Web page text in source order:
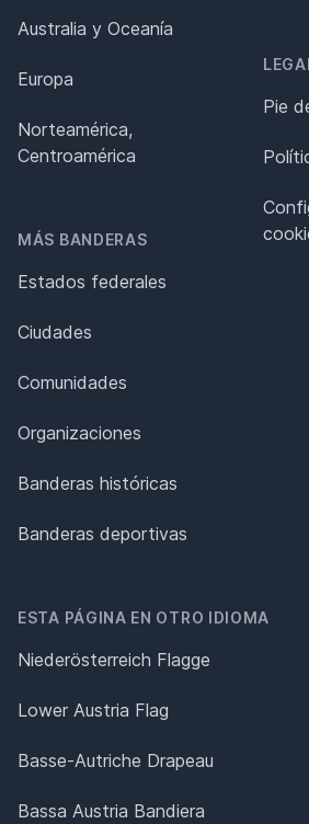
Australia y Oceanía
Europa
Norteamérica,
Centroamérica
MÁS BANDERAS
Estados federales
Ciudades
Comunidades
Organizaciones
Banderas históricas
Banderas deportivas
Pie
ESTA PÁGINA EN OTRO IDIOMA
Niederösterreich Flagge
Lower Austria Flag
Basse-Autriche Drapeau
Bassa Austria Bandiera